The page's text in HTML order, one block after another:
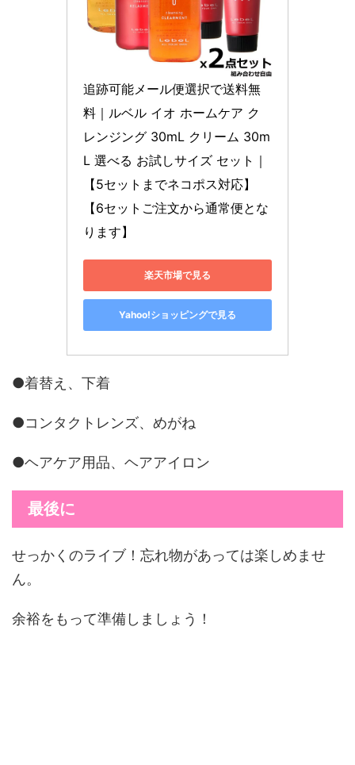
追跡可能メール便選択で送料無
料｜ルベル イオ ホームケア ク
レンジング 30mL クリーム 30m
L 選べる お試しサイズ セット｜
【5セットまでネコポス対応】
【6セットご注文から通常便とな
ります】
楽天市場で見る
Yahoo!ショッピングで見る
●着替え、下着
●コンタクトレンズ、めがね
●ヘアケア用品、ヘアアイロン
最後に
せっかくのライブ！忘れ物があっては楽しめませ
ん。
余裕をもって準備しましょう！